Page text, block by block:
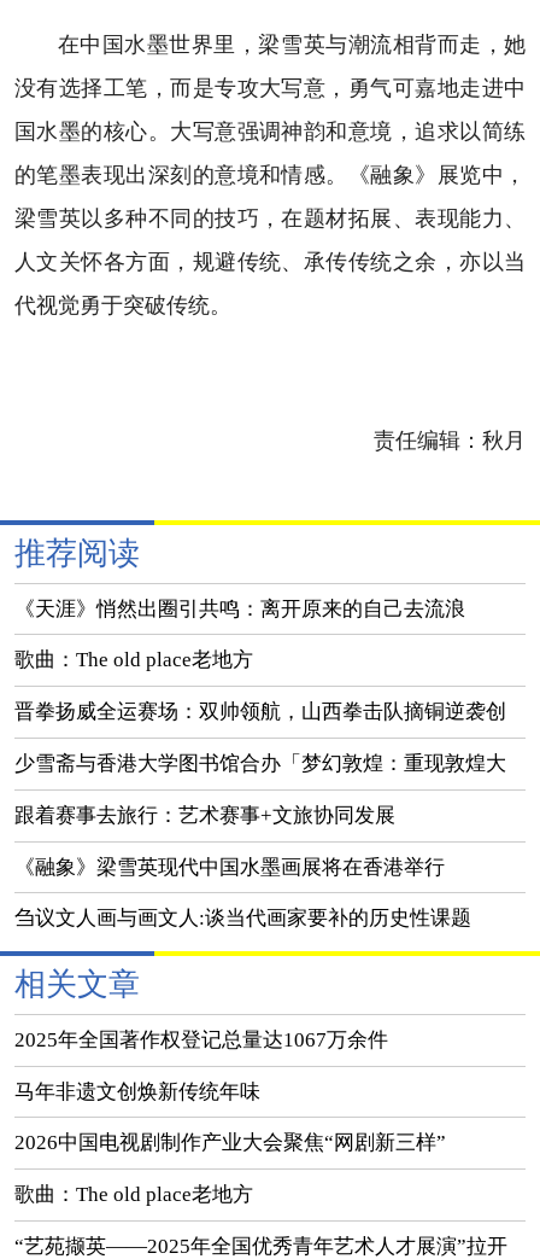
在中国水墨世界里，梁雪英与潮流相背而走，她
没有选择工笔，而是专攻大写意，勇气可嘉地走进中
国水墨的核心。大写意强调神韵和意境，追求以简练
的笔墨表现出深刻的意境和情感。《融象》展览中，
梁雪英以多种不同的技巧，在题材拓展、表现能力、
人文关怀各方面，规避传统、承传传统之余，亦以当
代视觉勇于突破传统。
责任编辑：秋月
推荐阅读
《天涯》悄然出圈引共鸣：离开原来的自己去流浪
歌曲：The old place老地方
晋拳扬威全运赛场：双帅领航，山西拳击队摘铜逆袭创
佳绩
少雪斋与香港大学图书馆合办「梦幻敦煌：重现敦煌大
美之境」展览
跟着赛事去旅行：艺术赛事+文旅协同发展
《融象》梁雪英现代中国水墨画展将在香港举行
刍议文人画与画文人:谈当代画家要补的历史性课题
相关文章
2025年全国著作权登记总量达1067万余件
马年非遗文创焕新传统年味
2026中国电视剧制作产业大会聚焦“网剧新三样”
歌曲：The old place老地方
“艺苑撷英——2025年全国优秀青年艺术人才展演”拉开